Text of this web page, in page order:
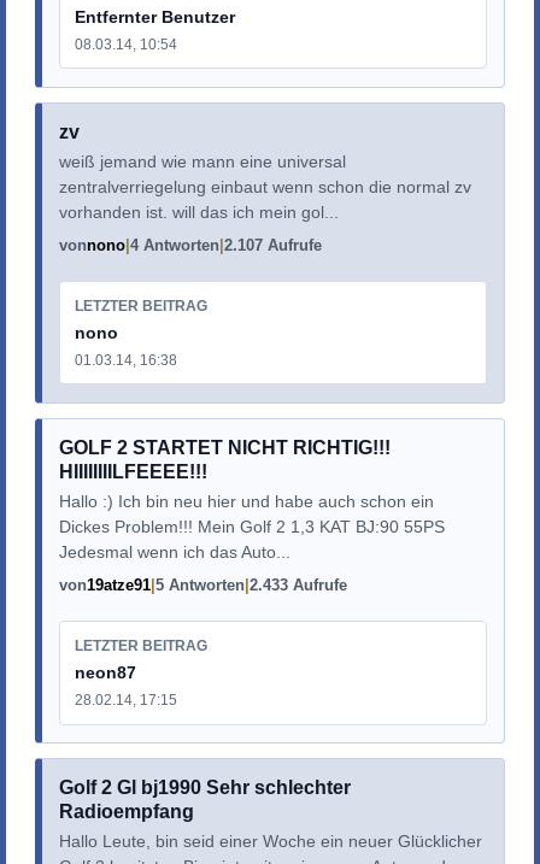
Entfernter Benutzer
08.03.14, 10:54
zv
weiß jemand wie mann eine universal
zentralverriegelung einbaut wenn schon die normal zv
vorhanden ist. will das ich mein gol...
vonnono 4 Antworten 2.107 Aufrufe
LETZTER BEITRAG
nono
01.03.14, 16:38
GOLF 2 STARTET NICHT RICHTIG!!!
HIIIIIIIILFEEEE!!!
Hallo :) Ich bin neu hier und habe auch schon ein
Dickes Problem!!! Mein Golf 2 1,3 KAT BJ:90 55PS
Jedesmal wenn ich das Auto...
von19atze91 5 Antworten 2.433 Aufrufe
LETZTER BEITRAG
neon87
28.02.14, 17:15
Golf 2 Gl bj1990 Sehr schlechter
Radioempfang
Hallo Leute, bin seid einer Woche ein neuer Glücklicher